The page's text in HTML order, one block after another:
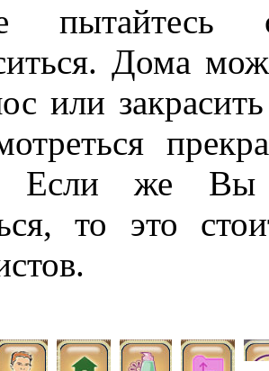
Дома
или
Если же Вы
то это